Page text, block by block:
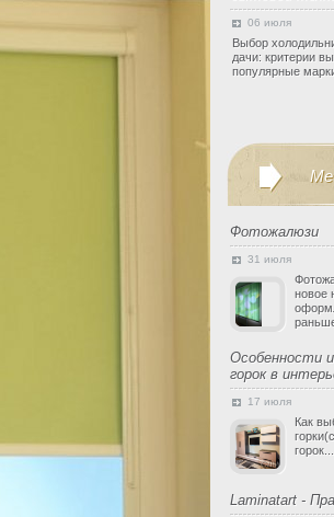
06 июля
Выбор
дачи: критерии
популярные
Фотожалюзи
31 июля
новое
Особенности
горок в
17 июля
Как
горок...
Laminatart -